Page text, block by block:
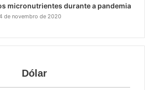
micronutrientes durante a pandemia
de novembro de 2020